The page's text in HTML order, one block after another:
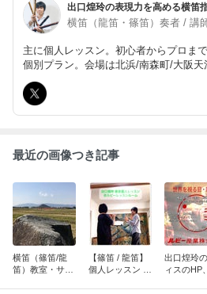
主に個人レッスン。初心者からプロま
個別プラン。会場は北浜/南森町/大阪
ンレッスンも可。 篠笛・龍笛・田楽笛
方は大阪・枚方・八幡などに教室やサ
産業株式会社
最近の画像つき記事
横笛（篠笛/龍
笛）教室・サー
【篠笛 / 龍笛】
個人レッスン の
出口煌玲
ィスのHP